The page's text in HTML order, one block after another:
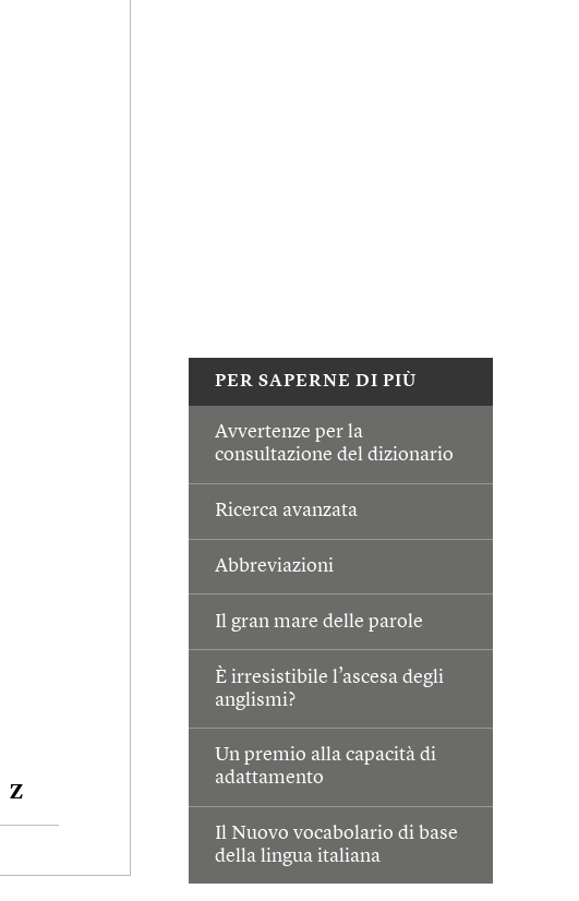
PER SAPERNE DI PIÙ
Avvertenze per la
consultazione del dizionario
Ricerca avanzata
Abbreviazioni
Il gran mare delle parole
È irresistibile l’ascesa degli
anglismi?
Un premio alla capacità di
adattamento
Il Nuovo vocabolario di base
della lingua italiana
Z